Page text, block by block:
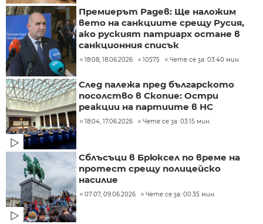
Премиерът Радев: Ще наложим
вето на санкциите срещу Русия,
ако руският патриарх остане в
санкционния списък
18:08, 18.06.2026 10575 Чете се за: 03:40 мин.
След палежа пред българското
посолство в Скопие: Остри
реакции на партиите в НС
18:04, 17.06.2026 Чете се за: 03:15 мин.
Сблъсъци в Брюксел по време на
протест срещу полицейско
насилие
07:07, 09.06.2026 Чете се за: 00:35 мин.